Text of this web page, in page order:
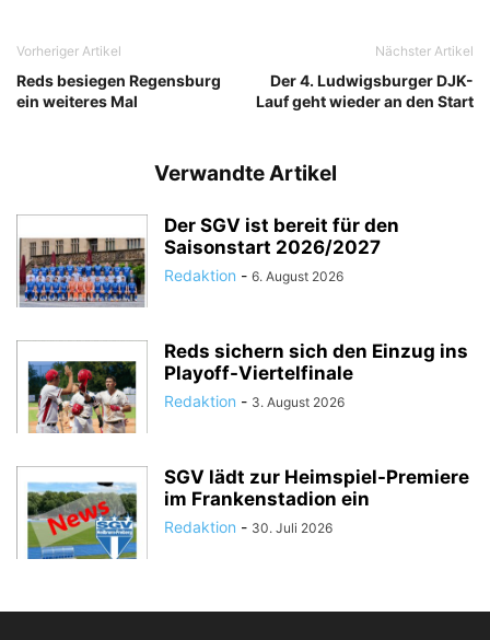
Vorheriger Artikel
Reds besiegen Regensburg
ein weiteres Mal
Nächster Artikel
Der 4. Ludwigsburger DJK-
Lauf geht wieder an den Start
Verwandte Artikel
Der SGV ist bereit für den
Saisonstart 2026/2027
Redaktion - 6. August 2026
Reds sichern sich den Einzug ins
Playoff-Viertelfinale
Redaktion - 3. August 2026
SGV lädt zur Heimspiel-Premiere
im Frankenstadion ein
Redaktion - 30. Juli 2026